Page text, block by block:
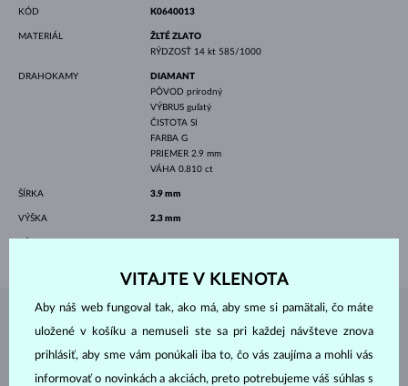
KÓD K0640013
MATERIÁL
ŽLTÉ ZLATO
RÝDZOSŤ 14 kt 585/1000
DRAHOKAMY
DIAMANT
PÔVOD prírodný
VÝBRUS guľatý
ČISTOTA SI
FARBA G
PRIEMER 2.9 mm
VÁHA 0.810 ct
ŠÍRKA 3.9 mm
VÝŠKA 2.3 mm
ŠPERKY ZATELIÉRU KLENOTA
VITAJTE V KLENOTA
Aby náš web fungoval tak, ako má, aby sme si pamätali, čo máte
uložené v košíku a nemuseli ste sa pri každej návšteve znova
prihlásiť, aby sme vám ponúkali iba to, čo vás zaujíma a mohli vás
informovať o novinkách a akciách, preto potrebujeme váš súhlas s